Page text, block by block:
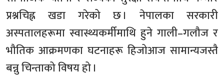
प्रश्नचिह्न खडा गरेको छ । नेपालका सरकारी
अस्पतालहरूमा स्वास्थ्यकर्मीमाथि हुने गाली–गलौज र
भौतिक आक्रमणका घटनाहरू हिजोआज सामान्यजस्तै
बन्नु चिन्ताको विषय हो ।